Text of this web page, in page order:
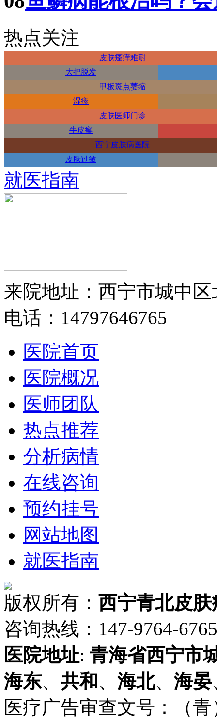
热点关注
皮肤瘙痒难耐
大把脱发
甲板斑点萎缩
湿疹
皮肤医师门诊
牛皮癣
西宁皮肤病医院
皮肤过敏
就医指南
来院地址：西宁市城中区
电话：14797646765
医院首页
医院概况
医师团队
热点推荐
分析病情
在线咨询
预约挂号
网站地图
就医指南
版权所有： 西宁青北皮肤
咨询热线：147-9764-
医院地址: 青海省西宁市
海东、 共和 、 海北、 海晏
医疗广告审查文号：（